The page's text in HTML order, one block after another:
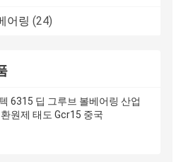
어링 (24)
딥 그루브 볼베어링 산업
원제 태도 Gcr15 중국